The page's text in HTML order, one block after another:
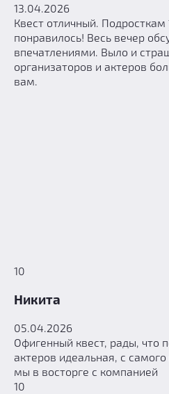
13.04.2026
Квест отличный. Подросткам
понравилось! Весь вечер
впечатлениями. Выло и
организаторов и актеров
вам.
10
Никита
05.04.2026
Офигенный квест, рады, что
актеров идеальная, с
мы в восторге с компанией
10